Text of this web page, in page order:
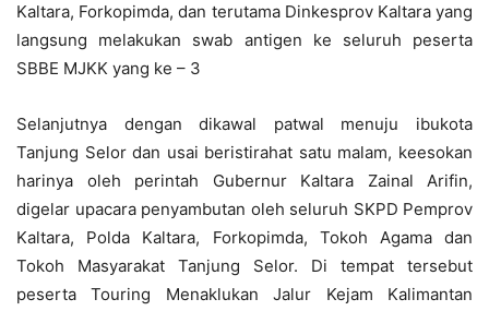
Kaltara, Forkopimda, dan terutama Dinkesprov Kaltara yang
langsung melakukan swab antigen ke seluruh peserta
SBBE MJKK yang ke – 3
Selanjutnya dengan dikawal patwal menuju ibukota
Tanjung Selor dan usai beristirahat satu malam, keesokan
harinya oleh perintah Gubernur Kaltara Zainal Arifin,
digelar upacara penyambutan oleh seluruh SKPD Pemprov
Kaltara, Polda Kaltara, Forkopimda, Tokoh Agama dan
Tokoh Masyarakat Tanjung Selor. Di tempat tersebut
peserta Touring Menaklukan Jalur Kejam Kalimantan